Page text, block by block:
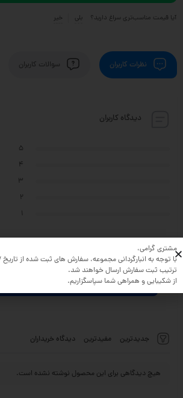
آیا قیمت مناسب‌تری سراغ دارید؟ بلی خیر
نظرات کاربران سوالات کاربران
دیدگاه کاربران
جدیدترین مفیدترین دیدگاه خریداران
هیچ دیدگاهی برای این محصول نوشته نشده است.
5
4
3
2
1
افزودن دیدگاه
مشتری گرامی،
با توجه به انبارگردانی مجموعه، سفارش های ثبت شده از تاریخ 17 مرداد، از
ترتیب ثبت سفارش ارسال خواهند شد.
از شکیبایی و همراهی شما سپاسگزاریم.